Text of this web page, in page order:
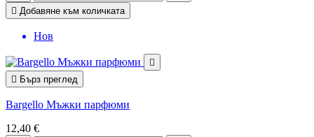
 Добавяне към количката
Нов

 Бърз преглед
Bargello Мъжки парфюми
12,40 €